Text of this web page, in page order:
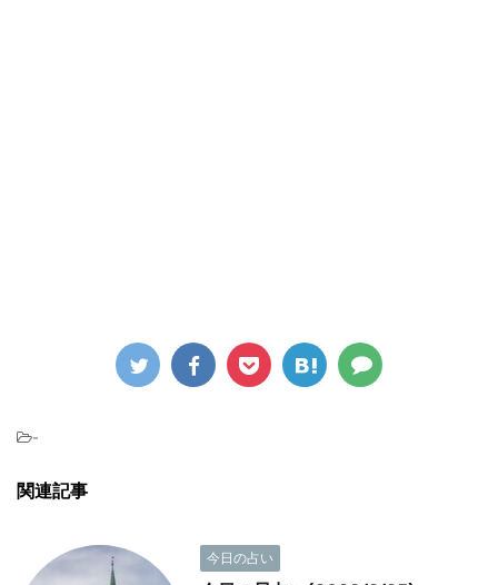
-
関連記事
今日の占い